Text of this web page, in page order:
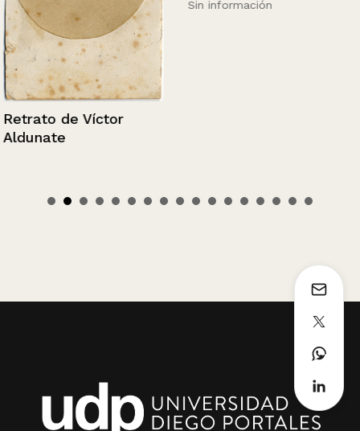
Retrato de Víctor
Aldunate
Sin información